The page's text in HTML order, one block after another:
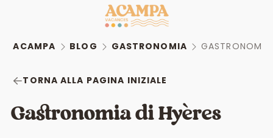
ACAMPA BLOG GASTRONOMIA GASTRONOMIA
TORNA ALLA PAGINA INIZIALE
Gastronomia di Hyères